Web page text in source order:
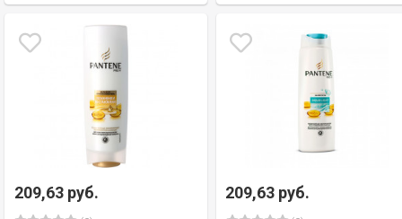
209,63 руб. 209,63 руб.